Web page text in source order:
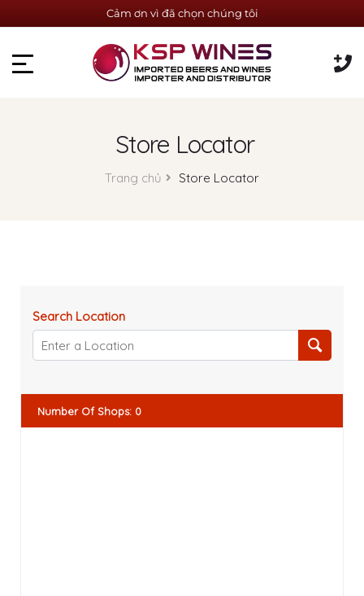
Cảm ơn vì đã chọn chúng tôi
Store Locator
Trang chủ Store Locator
Search Location
Number Of Shops: 0